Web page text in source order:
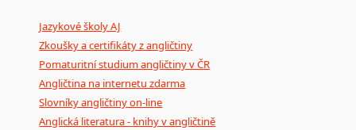
poradny a pravidla
Jazykové školy AJ
Zkoušky a certifikáty z angličtiny
Pomaturitní studium angličtiny v ČR
Angličtina na internetu zdarma
Slovníky angličtiny on-line
Anglická literatura - knihy v angličtině